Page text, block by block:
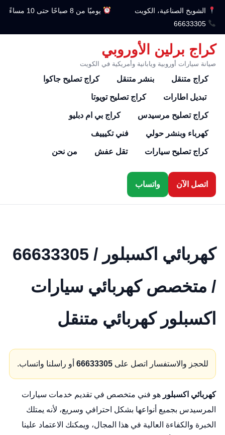
الشويخ الصناعية، الكويت
يوميًا من 8 صباحًا حتى 10 مساءً
66633305
كراج برلين الأوروبي
صيانة سيارات أوروبية ويابانية وأمريكية في الكويت
كراج متنقل بنشر متنقل كراج تصليح جاكوا
تبديل اطارات كراج تصليح تويوتا
كراج تصليح مرسيدس كراج بي ام دبليو
كهرباء وبنشر حولي فني تكيييف
كراج تصليح سيارات تقل عفش من نحن
اتصل الآن واتساب
كهربائي اكسبلور / 66633305
/ متخصص كهربائي سيارات
اكسبلور كهربائي متنقل
للحجز والاستفسار اتصل على 66633305أو راسلنا واتساب.
كهربائي اكسبلور هو فني متخصص في تقديم خدمات سيارات
المرسيدس بجميع أنواعها بشكل احترافي وسريع، لأنه يمتلك
الخبرة والكفاءة العالية في هذا المجال، ويمكنك الاعتماد علينا